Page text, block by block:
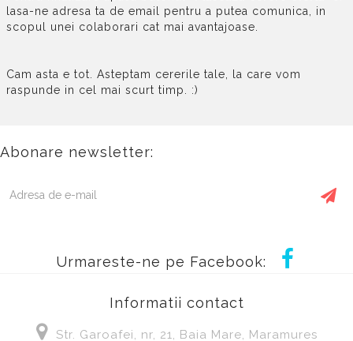
lasa-ne adresa ta de email pentru a putea comunica, in
scopul unei colaborari cat mai avantajoase.
Cam asta e tot. Asteptam cererile tale, la care vom
raspunde in cel mai scurt timp. :)
Abonare newsletter:
Urmareste-ne pe Facebook:
Informatii contact
Str. Garoafei, nr, 21, Baia Mare, Maramures